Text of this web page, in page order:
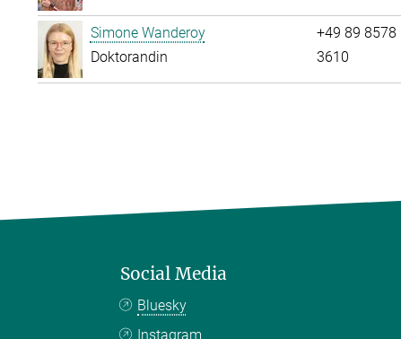
Simone Wanderoy
Doktorandin
+49 89 8578
3610
Social Media
Bluesky
Instagram